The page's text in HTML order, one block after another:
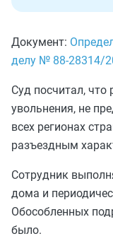
Документ:
делу № 88-28314/
Суд посчитал, что
увольнения, не
всех регионах
разъездным
Сотрудник
дома и
Обособленных
было.